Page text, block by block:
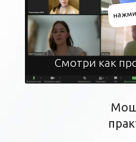
Смотри как